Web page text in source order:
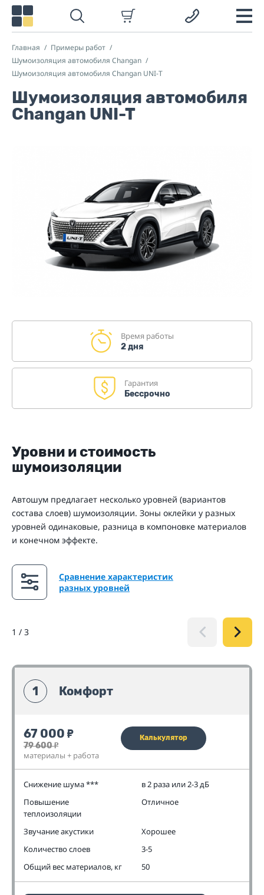
Главная
Примеры работ
Шумоизоляция автомобиля Changan
Шумоизоляция автомобиля Changan UNI-T
Шумоизоляция автомобиля
Changan UNI-T
Время работы
2 дня
Гарантия
Бессрочно
Уровни и стоимость
шумоизоляции
Автошум предлагает несколько уровней (вариантов
состава слоев) шумоизоляции. Зоны оклейки у разных
уровней одинаковые, разница в компоновке материалов
и конечном эффекте.
Сравнение характеристик
разных уровней
1 / 3
1 Комфорт
67 000 ₽
79 600₽
материалы + работа
Калькулятор
Снижение шума ***
в 2 раза или 2-3 дБ
Повышение
теплоизоляции
Отличное
Звучание акустики
Хорошее
Количество слоев
3-5
Общий вес материалов, кг
50